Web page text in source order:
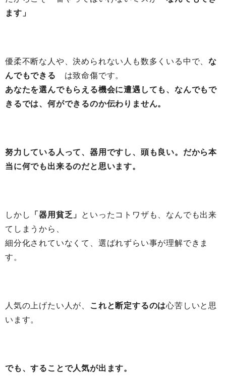
ます」
優柔不断な人や、決められない人も数多くいる中で、な
んでもできる
は致命傷です。
あなたを選んでもらえる機会に遭遇しても、なんでもで
きるでは、何ができるのか伝わりません。
努力している人って、器用ですし、頭も良い。だから本
当に何でも出来るのだと思います。
しかし 「器用貧乏」
といったコトワザも、なんでも出来
てしまうから、
細分化されていなくて、選ばれずらい事が理解できま
す。
人気の上げたい人が、 これと断定するのは心苦しいと思
います。
でも、することで人気が出ます。